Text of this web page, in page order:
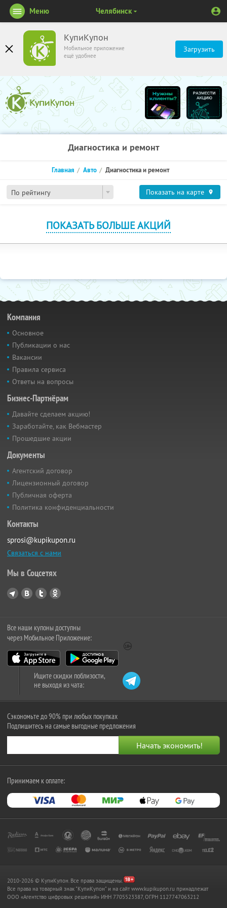
КупиКупон
Мобильное приложение
ещё удобнее
Загрузить
Меню Челябинск
Диагностика и ремонт
По рейтингу
Главная Авто Диагностика и ремонт
Показать на карте
ПОКАЗАТЬ БОЛЬШЕ АКЦИЙ
Компания
Основное
Публикации о нас
Вакансии
Правила сервиса
Ответы на вопросы
Бизнес-Партнёрам
Давайте сделаем акцию!
Заработайте, как Вебмастер
Прошедшие акции
Документы
Агентский договор
Лицензионный договор
Публичная оферта
Политика конфиденциальности
Контакты
sprosi@kupikupon.ru
Связаться с нами
Мы в Соцсетях
Все наши купоны доступны
через Мобильное Приложение:
Ищите скидки поблизости,
не выходя из чата:
Сэкономьте до 90% при любых покупках
Подпишитесь на самые выгодные предложения
Принимаем к оплате:
2010-2026 © КупиКупон. Все права защищены.
Все права на товарный знак "КупиКупон" и на сайт www.kupikupon.ru принадлежат
OOO «Агентство цифровых решений» ИНН 7705523387, ОГРН 1127747063212